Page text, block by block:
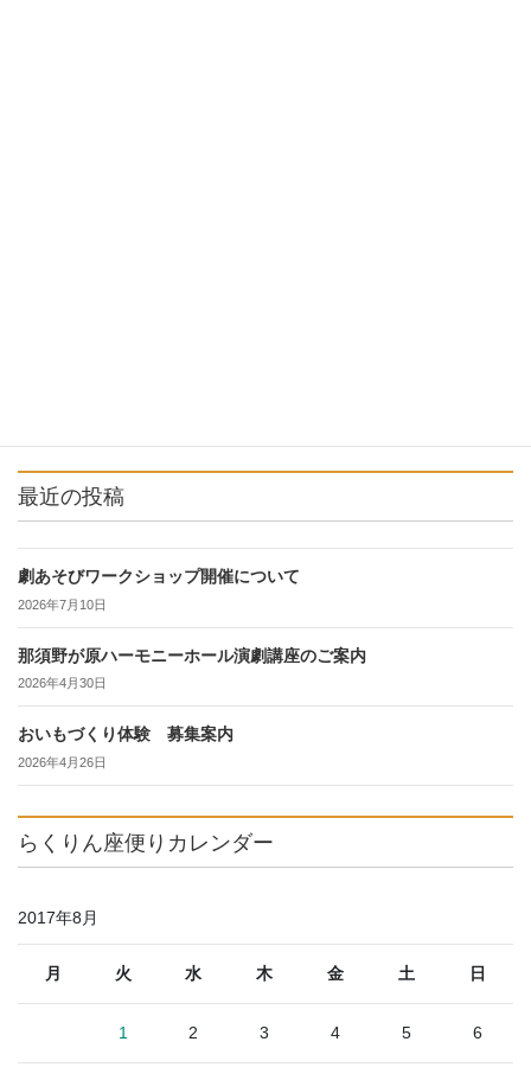
最近の投稿
劇あそびワークショップ開催について
2026年7月10日
那須野が原ハーモニーホール演劇講座のご案内
2026年4月30日
おいもづくり体験 募集案内
2026年4月26日
らくりん座便りカレンダー
2017年8月
月 火 水 木 金 土 日
1 2 3 4 5 6